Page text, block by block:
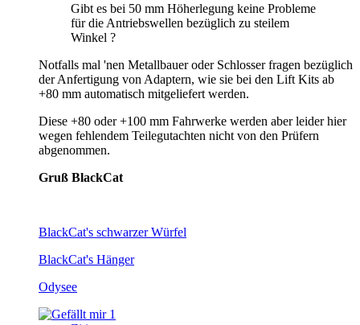
Gibt es bei 50 mm Höherlegung keine Probleme
für die Antriebswellen bezüglich zu steilem
Winkel ?
Notfalls mal 'nen Metallbauer oder Schlosser fragen bezüglich
der Anfertigung von Adaptern, wie sie bei den Lift Kits ab
+80 mm automatisch mitgeliefert werden.
Diese +80 oder +100 mm Fahrwerke werden aber leider hier
wegen fehlendem Teilegutachten nicht von den Prüfern
abgenommen.
Gruß BlackCat
BlackCat's schwarzer Würfel
BlackCat's Hänger
Odysee
1